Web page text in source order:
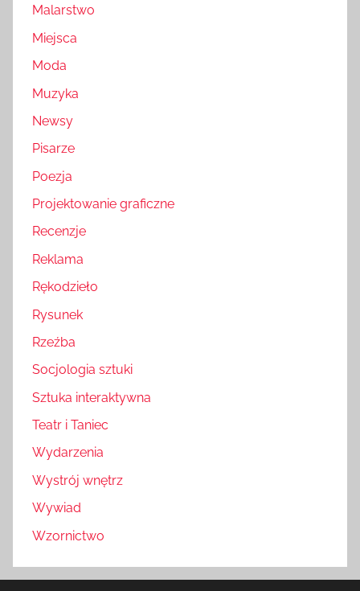
Malarstwo
Miejsca
Moda
Muzyka
Newsy
Pisarze
Poezja
Projektowanie graficzne
Recenzje
Reklama
Rękodzieło
Rysunek
Rzeźba
Socjologia sztuki
Sztuka interaktywna
Teatr i Taniec
Wydarzenia
Wystrój wnętrz
Wywiad
Wzornictwo